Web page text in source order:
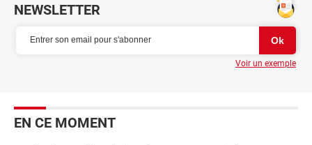
NEWSLETTER
Voir un exemple
EN CE MOMENT